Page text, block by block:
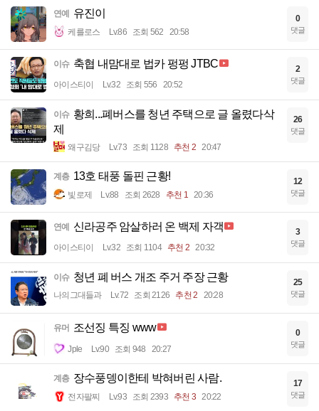
연예 유진이
케를로스 Lv.86 조회 562 20:58
0
댓글
이슈 축협 내맘대로 법카 펑펑 JTBC
아이스티이 Lv.32 조회 556 20:52
2
댓글
이슈 황희...폐버스를 청년 주택으로 글 올렸다삭
제
왜구김당 Lv.73 조회 1128 추천 2 20:47
26
댓글
계층 13호 태풍 돌핀 근황!
빛로제 Lv.88 조회 2628 추천 1 20:36
12
댓글
연예 신라공주 암살하러 온 백제 자객
아이스티이 Lv.32 조회 1104 추천 2 20:32
3
댓글
이슈 청년 폐 버스 개조 주거 주장 근황
나의그대들과 Lv.72 조회 2126 추천 2 20:28
25
댓글
유머 조선징 특징 www
Jple Lv.90 조회 948 20:27
0
댓글
계층 장수풍뎅이한테 박혀버린 사람.
전자팔찌 Lv.93 조회 2393 추천 3 20:22
17
댓글